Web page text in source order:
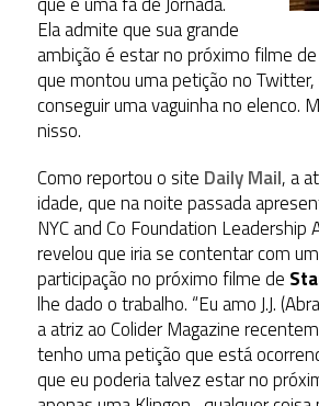
Ela admite que sua grande
ambição é estar no próximo filme de
que montou uma petição no
conseguir uma vaguinha no elenco.
nisso.
Como reportou o site Daily Mail, a
idade, que na noite passada
NYC and Co Foundation Leadership
revelou que iria se contentar com
participação no próximo filme de
lhe dado o trabalho. “Eu amo J.J.
a atriz ao Colider Magazine
tenho uma petição que está
que eu poderia talvez estar no